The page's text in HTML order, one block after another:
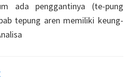
ada penggantinya (te-pung
tepung aren memiliki keung-